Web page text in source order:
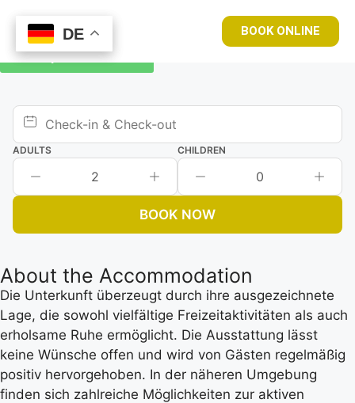
BOOK ONLINE
Book your room now
ADULTS
2
CHILDREN
0
BOOK NOW
About the Accommodation
Die Unterkunft überzeugt durch ihre ausgezeichnete
Lage, die sowohl vielfältige Freizeitaktivitäten als auch
erholsame Ruhe ermöglicht. Die Ausstattung lässt
keine Wünsche offen und wird von Gästen regelmäßig
positiv hervorgehoben. In der näheren Umgebung
finden sich zahlreiche Möglichkeiten zur aktiven
DE
DE